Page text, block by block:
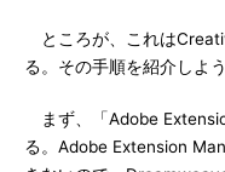
ところが、これは
る。その手順を紹介しよう
まず、「Adobe
る。Adobe Extension